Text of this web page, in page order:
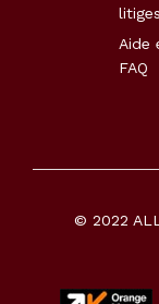
litiges
Aide
FAQ
© 2022